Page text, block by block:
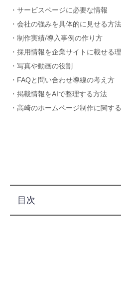
・サービスページに必要な情報
・会社の強みを具体的に見せる方法
・制作実績/導入事例の作り方
・採用情報を企業サイトに載せる
・写真や動画の役割
・FAQと問い合わせ導線の考え方
・掲載情報をAIで整理する方法
・高崎のホームページ制作に関す
目次